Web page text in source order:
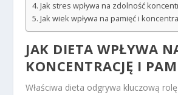
Jak stres wpływa na zdolność
Jak wiek wpływa na pamięć i
JAK DIETA WPŁYWA
KONCENTRACJĘ I
Właściwa dieta odgrywa kluczową